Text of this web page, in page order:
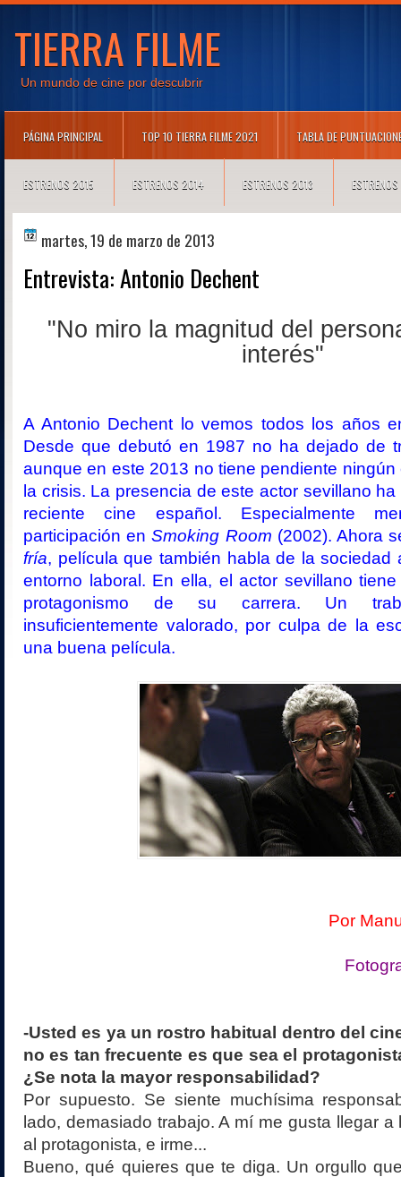
TIERRA FILME
Un mundo de cine por descubrir
PÁGINA PRINCIPAL TOP 10 TIERRA FILME 2021 TABLA DE
ESTRENOS 2015 ESTRENOS 2014 ESTRENOS 2013
martes, 19 de marzo de 2013
Entrevista: Antonio Dechent
"No miro la magnitud del
interés"
A Antonio Dechent lo vemos todos los años
Desde que debutó en 1987 no ha dejado de
aunque en este 2013 no tiene pendiente
la crisis. La presencia de este actor sevillano
reciente cine español. Especialmente
participación enSmoking Room (2002). Ahora
fría, película que también habla de la sociedad
entorno laboral. En ella, el actor sevillano
protagonismo de su carrera. Un
insuficientemente valorado, por culpa de la
una buena película.
Por
-Usted es ya un rostro habitual dentro del
no es tan frecuente es que sea el
¿Se nota la mayor responsabilidad?
Por supuesto. Se siente muchísima
lado, demasiado trabajo. A mí me gusta llegar a
al protagonista, e irme...
Bueno, qué quieres que te diga. Un orgullo